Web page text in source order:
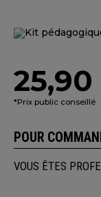
*Prix public conseillé
POUR
VOUS ÊTES